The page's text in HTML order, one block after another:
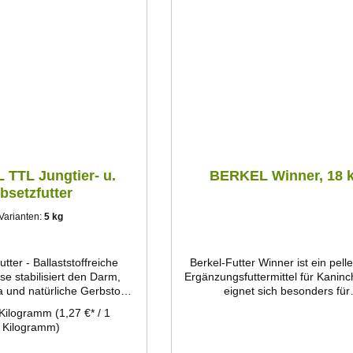
des Futters wird
TTL Jungtier- u.
5 kg
- Ballaststoffreiche
stabilisiert den Darm,
und natürliche Gerbstoffe
Schutz vor
Der ausbalancierte
(1,27 €* / 1
Kilogramm)
BERKEL Winner, 18
Berkel-Futter Winner ist ein
Ergänzungsfuttermittel für
eignet sich besonders für